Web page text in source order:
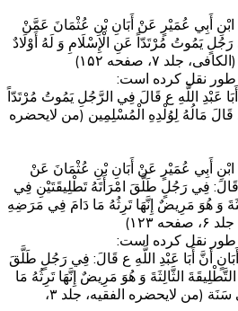
ابْنِ أَبِي عُمَيْرٍ عَنْ أَبَانِ بْنِ عُثْمَانَ عَمَّنْ
يَمُوتُ مُرْتَدّاً عَنِ الْإِسْلَامِ وَ لَهُ أَوْلَادٌ
۷، صفحه ۱۵۲)
نقل کرده است:
عَبْدِ اللَّهِ ع قَالَ فِي الرَّجُلِ يَمُوتُ مُرْتَدّاً
قَالَ مَالُهُ لِوُلْدِهِ الْمُسْلِمِين‏ (من لایحضره
أَبِي عُمَيْرٍ عَنْ أَبَانِ بْنِ عُثْمَانَ عَنْ
فِي رَجُلٍ طَلَّقَ امْرَأَتَهُ تَطْلِيقَتَيْنِ فِي
وَ هُوَ مَرِيضٌ إِنَّهَا تَرِثُهُ مَا دَامَ فِي مَرَضِهِ
۱۲۳)
نقل کرده است:
أَنَّ أَبَا عَبْدِ اللَّهِ ع قَالَ: فِي رَجُلٍ طَلَّقَ
الثَّالِثَةَ وَ هُوَ مَرِيضٌ إِنَّهَا تَرِثُهُ مَا
دَامَ فِي مَرَضِهِ وَ إِنْ كَانَ إِلَى سَنَة (من لایحضره الفقیه، جلد ۳،